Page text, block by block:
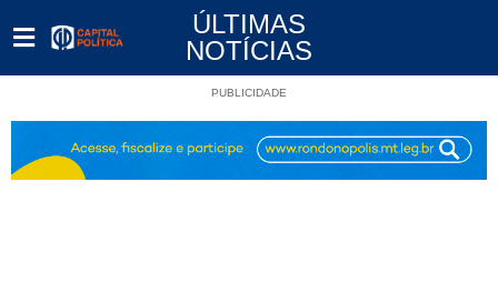
ÚLTIMAS
NOTÍCIAS
PUBLICIDADE